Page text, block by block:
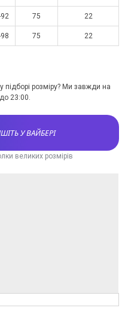
75 22
75 22
підборі розміру? Ми завжди на
23:00.
У ВАЙБЕРІ
великих розмірів